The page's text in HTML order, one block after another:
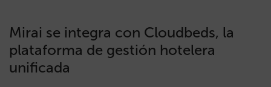
Mirai se integra con Cloudbeds, la
plataforma de gestión hotelera
unificada